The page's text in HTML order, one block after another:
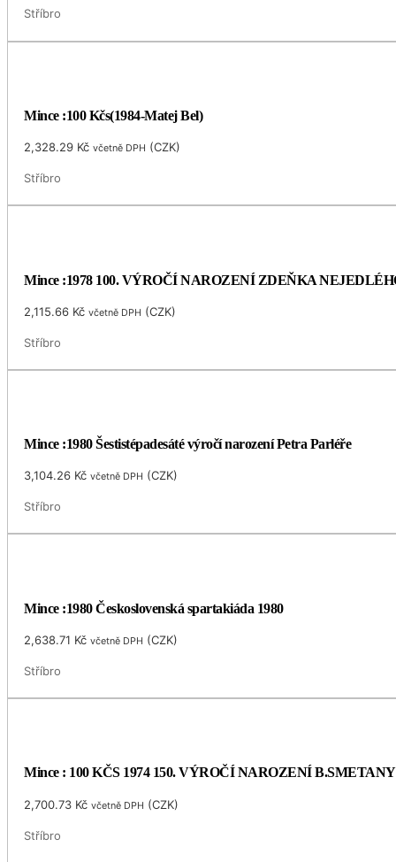
Stříbro
Mince :100 Kčs(1984-Matej Bel)
2,328.29 Kč včetně DPH (CZK)
Stříbro
Mince :1978 100. VÝROČÍ NAROZENÍ ZDEŇKA
2,115.66 Kč včetně DPH (CZK)
Stříbro
Mince :1980 Šestistépadesáté výročí narození Petra Parléře
3,104.26 Kč včetně DPH (CZK)
Stříbro
Mince :1980 Československá spartakiáda 1980
2,638.71 Kč včetně DPH (CZK)
Stříbro
Mince : 100 KČS 1974 150. VÝROČÍ NAROZENÍ B.SMETANY
2,700.73 Kč včetně DPH (CZK)
Stříbro